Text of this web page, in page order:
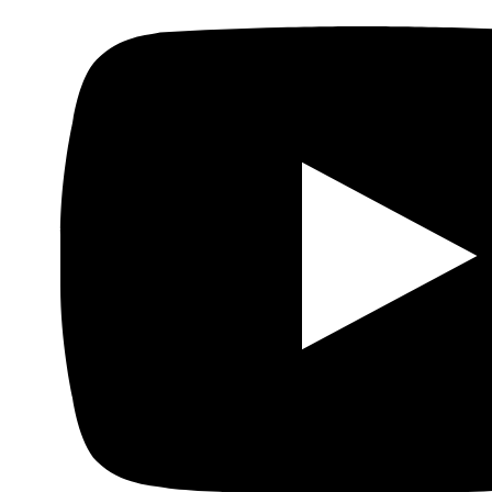
Fundación Al Fanar acerca la realidad social, política y
cultural del mundo árabe a través de publicaciones,
proyectos, análisis y actividades.